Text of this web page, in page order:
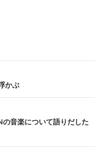
かぶ
音楽について語りだした